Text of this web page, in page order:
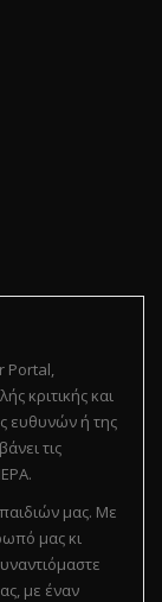
Portal,
κριτικής και
ευθυνών ή της
τις
μας. Με
μας κι
με έναν